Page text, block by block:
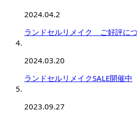
2024.04.2
ランドセルリメイク ご好評に
2024.03.20
ランドセルリメイクSALE開催中
2023.09.27